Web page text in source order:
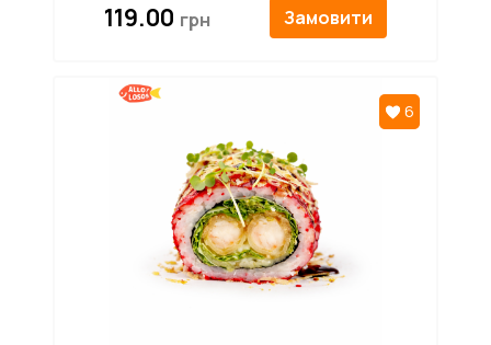
119.00 Замовити
6